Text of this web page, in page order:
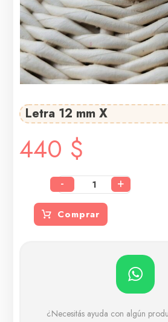
Letra 12 mm X
440 $
- +
Comprar
¿Necesitás ayuda con algún